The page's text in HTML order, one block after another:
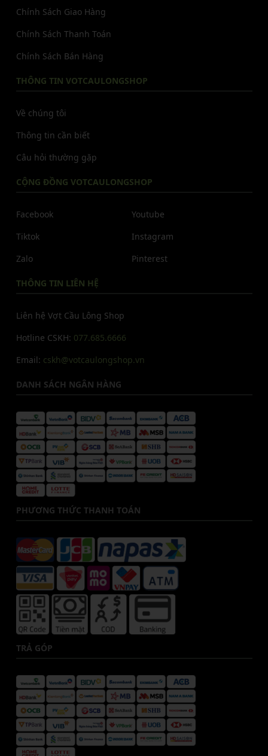
Chính Sách Giao Hàng
Chính Sách Thanh Toán
Chính Sách Bán Hàng
THÔNG TIN VOTCAULONGSHOP
Về chúng tôi
Thông tin cần biết
Câu hỏi thường gặp
CỘNG ĐỒNG VOTCAULONGSHOP
Facebook
Tiktok
Zalo
Youtube
Instagram
Pinterest
THÔNG TIN LIÊN HỆ
Liên hệ Vợt Cầu Lông Shop
Hotline CSKH: 077.685.6666
Email: cskh@votcaulongshop.vn
DANH SÁCH NGÂN HÀNG
PHƯƠNG THỨC THANH TOÁN
TRẢ GÓP